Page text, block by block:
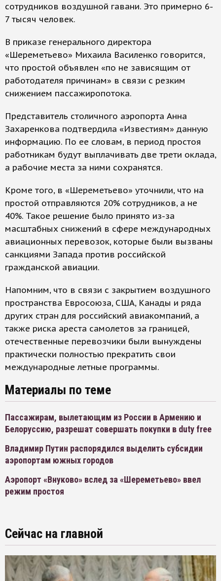
сотрудников воздушной гавани. Это примерно 6-
7 тысяч человек.
В приказе генерального директора
«Шереметьево» Михаила Василенко говорится,
что простой объявлен «по не зависящим от
работодателя причинам» в связи с резким
снижением пассажиропотока.
Представитель столичного аэропорта Анна
Захаренкова подтвердила «Известиям» данную
информацию. По ее словам, в период простоя
работникам будут выплачивать две трети оклада,
а рабочие места за ними сохранятся.
Кроме того, в «Шереметьево» уточнили, что на
простой отправляются 20% сотрудников, а не
40%. Такое решение было принято из-за
масштабных снижений в сфере международных
авиационных перевозок, которые были вызваны
санкциями Запада против российской
гражданской авиации.
Напомним, что в связи с закрытием воздушного
пространства Евросоюза, США, Канады и ряда
других стран для российский авиакомпаний, а
также риска ареста самолетов за границей,
отечественные перевозчики были вынуждены
практически полностью прекратить свои
международные летные программы.
Материалы по теме
Пассажирам, вылетающим из России в Армению и
Белоруссию, разрешат совершать покупки в duty free
Владимир Путин распорядился выделить субсидии
аэропортам южных городов
Аэропорт «Внуково» вслед за «Шереметьево» ввел
режим простоя
Сейчас на главной